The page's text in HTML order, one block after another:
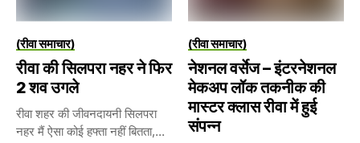
(रीवा समाचार)
रीवा की सिलपरा नहर ने फिर
2 शव उगले
रीवा शहर की जीवनदायनी सिलपरा
नहर मैं ऐसा कोई हफ्ता नहीं बितता,...
(रीवा समाचार)
नेशनल वर्सेज – इंटरनेशनल
मेकअप लॉक तकनीक की
मास्टर क्लास रीवा में हुई
संपन्न